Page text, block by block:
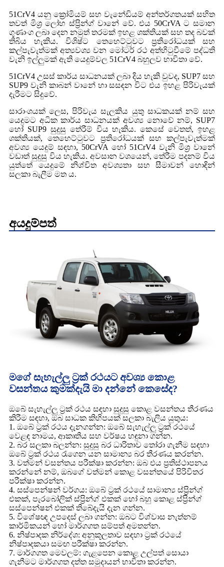
51CrV4 යනු ක්‍රෝමියම් සහ වැනේඩියම් අන්තර්ගතයක් සහිත
තවත් මිශ්‍ර ලෝහ ස්ප්‍රින්ග් වානේ වේ. එය 50CrVA ට සමාන
ගුණාංග ලබා දෙන නමුත් තරමක් ඉහළ ශක්තියක් සහ තද බවක්
තිබිය හැකිය. විශිෂ්ට තෙහෙට්ටුවට ප්‍රතිරෝධයක් සහ
කල්පැවැත්මක් අත්‍යවශ්‍ය වන මෝටර් රථ අත්හිටුවීමේ පද්ධති
වැනි ඉල්ලුමක් ඇති යෙදුම්වල 51CrV4 බහුලව භාවිතා වේ.
51CrV4 උසස් කාර්ය සාධනයක් ලබා දිය හැකි වුවද, SUP7 සහ
SUP9 වැනි කාබන් වානේ හා සසඳන විට එය ඉහළ පිරිවැයක්
දැරීමට සිදුවේ.
සාරාංශයක් ලෙස, පිරිවැය සැලකිය යුතු සාධකයක් නම් සහ
යෙදුමට අධික කාර්ය සාධනයක් අවශ්‍ය නොවේ නම්, SUP7
හෝ SUP9 සුදුසු තේරීම් විය හැකිය. කෙසේ වෙතත්, ඉහළ
ශක්තියක්, තෙහෙට්ටුවට ප්‍රතිරෝධයක් සහ කල්පැවැත්මක්
අවශ්‍ය යෙදුම් සඳහා, 50CrVA හෝ 51CrV4 වැනි මිශ්‍ර වානේ
වඩාත් සුදුසු විය හැකිය. අවසාන වශයෙන්, තේරීම පදනම් විය
යුත්තේ යෙදුමේ නිශ්චිත අවශ්‍යතා සහ සීමාවන් හොඳින්
සලකා බැලීම මත ය.
අයදුම්පත්
මගේ සැහැල්ලු ට්‍රක් රථයට අවශ්‍ය කොළ
වසන්තය කුමක්දැයි මා දන්නේ කෙසේද?
ඔබේ සැහැල්ලු ට්‍රක් රථය සඳහා සුදුසු කොළ වසන්තය තීරණය
කිරීම සඳහා, ඔබ සාධක කිහිපයක් සලකා බැලිය යුතුය:
1. ඔබේ ට්‍රක් රථය දැනගන්න: ඔබේ සැහැල්ලු ට්‍රක් රථයේ
වෙළඳ නාමය, ආකෘතිය සහ වර්ෂය හඳුනා ගන්න.
2. බර සලකා බලන්න: සුදුසු බර ධාරිතාව තෝරා ගැනීම සඳහා
ඔබේ ට්‍රක් රථය රැගෙන යන සාමාන්‍ය බර තීරණය කරන්න.
3. වත්මන් වසන්තය පරීක්ෂා කරන්න: ඔබ එය ප්‍රතිස්ථාපනය
කරන්නේ නම්, ඔබගේ වත්මන් කොළ වසන්තයේ පිරිවිතර
පරීක්ෂා කරන්න.
4. සස්පෙන්ෂන් වර්ගය: ඔබේ ට්‍රක් රථයේ සාමාන්‍ය ස්ප්‍රින්ග්
එකක්, පැරබෝලික් ස්ප්‍රින්ග් එකක් හෝ බහු කොළ ස්ප්‍රින්ග්
සස්පෙන්ෂන් එකක් තිබේදැයි දැන ගන්න.
5. විශේෂඥ උපදෙස් ලබා ගන්න: ඔබට විශ්වාස නැත්නම්
කාර්මිකයන් හෝ මාර්ගගත සම්පත් අමතන්න.
6. නිෂ්පාදක නිර්දේශ: අනුකූලතාව සඳහා ට්‍රක් රථයේ
නිෂ්පාදකයා සමඟ පරීක්ෂා කරන්න.
7. මාර්ගගත මෙවලම්: ගැළපෙන කොළ උල්පත් සොයා
ගැනීමට මාර්ගගත දත්ත සමුදායන් භාවිතා කරන්න.